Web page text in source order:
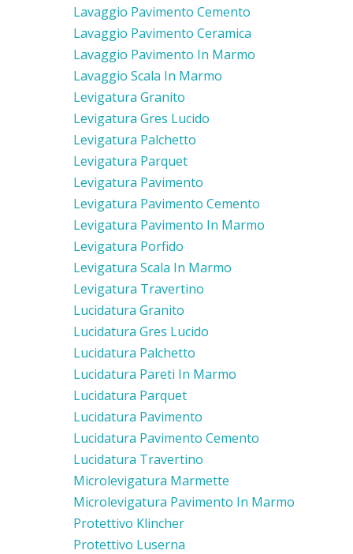
Lavaggio Pavimento Cemento
Lavaggio Pavimento Ceramica
Lavaggio Pavimento In Marmo
Lavaggio Scala In Marmo
Levigatura Granito
Levigatura Gres Lucido
Levigatura Palchetto
Levigatura Parquet
Levigatura Pavimento
Levigatura Pavimento Cemento
Levigatura Pavimento In Marmo
Levigatura Porfido
Levigatura Scala In Marmo
Levigatura Travertino
Lucidatura Granito
Lucidatura Gres Lucido
Lucidatura Palchetto
Lucidatura Pareti In Marmo
Lucidatura Parquet
Lucidatura Pavimento
Lucidatura Pavimento Cemento
Lucidatura Travertino
Microlevigatura Marmette
Microlevigatura Pavimento In Marmo
Protettivo Klincher
Protettivo Luserna